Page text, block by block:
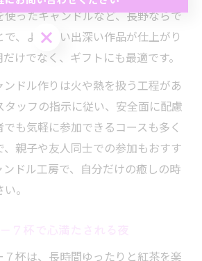
ったキャンドルなど、長野ならで
、より思い出深い作品が仕上がり
けでなく、ギフトにも最適です。
ドル作りは火や熱を扱う工程があ
タッフの指示に従い、安全面に配慮
も気軽に参加できるコースも多く
親子や友人同士での参加もおすす
ドル工房で、自分だけの癒しの時
。
７杯は、長時間ゆったりと紅茶を楽
にお問い合わせください